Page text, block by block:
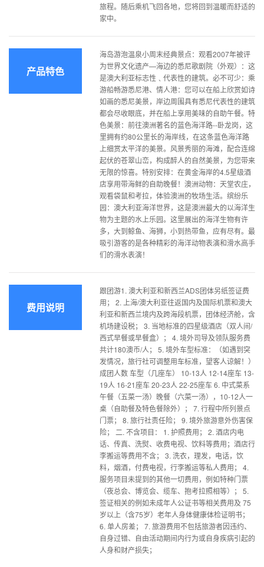
旅程。随后乘机飞回各地，您将回到温暖而舒适的
家中。
产品特色
海岛游泡温泉小周末经典景点：观看2007年被评
为世界文化遗产—海边的悉尼歌剧院（外观）：这
是澳大利亚标志性﹑代表性的建筑。必不可少：乘
游船畅游悉尼港、情人港：您可以在船上欣赏如诗
如画的悉尼美景，岸边周围具有悉尼代表性的建筑
都会尽收眼底，并在船上享用美味的自助午餐。特
色美景：前往澳洲著名的蓝色海洋路--卧龙岗，这
里拥有约80公里长的海岸线，在这条蓝色海洋路
上细赏太平洋的美景。风景秀丽的海滩，配合连绵
起伏的苍翠山峦，构成醉人的自然美景，为您带来
无限的惊喜。特别安排：在黄金海岸的4.5星级酒
店享用带海鲜的自助晚餐！澳洲动物：天堂农庄，
观看袋鼠和考拉，体验澳洲的牧场生活。缤纷乐
园：澳大利亚海洋世界，这是澳洲最大的以海洋生
物为主题的水上乐园。这里展出的海洋生物有许
多，大到鲸鱼、海狮，小到热带鱼，应有尽有。最
吸引游客的是各种精彩的海洋动物表演和滑水高手
们的滑水表演！
费用说明
跟团游1. 澳大利亚和新西兰ADS团体另纸签证费
用； 2. 上海/澳大利亚往返国内及国际机票和澳大
利亚和新西兰境内及跨海段机票，团体经济舱，含
机场建设税； 3. 当地标准的四星级酒店（双人间/
西式早餐或早餐盒）； 4. 境外司导及领队服务费
共计180澳币/人； 5. 境外车型标准：（如遇到突
发情况，旅行社可调整用车标准，望客人谅解！）
成团人数 车型（几座车） 10-13人 12-14座车 13-
19人 16-21座车 20-23人 22-25座车 6. 中式菜系
午餐（五菜一汤）晚餐（六菜一汤），10-12人一
桌（自助餐及特色餐除外）； 7. 行程中所列景点
门票； 8. 旅行社责任险； 9. 境外旅游意外伤害保
险； 二. 不含项目： 1. 护照费用； 2. 酒店内电
话、传真、洗熨、收费电视、饮料等费用；酒店行
李搬运等费用不含； 3. 洗衣，理发，电话，饮
料，烟酒，付费电视，行李搬运等私人费用； 4.
服务项目未提到的其他一切费用，例如特种门票
（夜总会、博览会、缆车、抱考拉照相等）； 5.
签证相关的例如未成年人公证书等相关费用及 75
岁以上（含75岁）老年人身体健康体检证明书；
6. 单人房差； 7. 旅游费用不包括旅游者因违约、
自身过错、自由活动期间内行为或自身疾病引起的
人身和财产损失；